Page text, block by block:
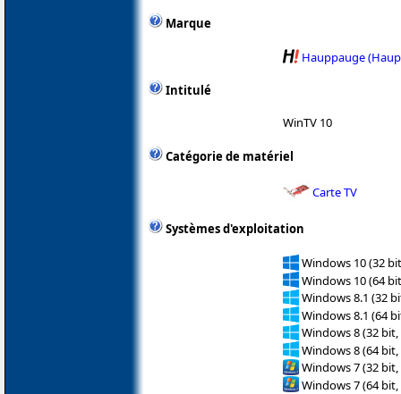
Marque
Hauppauge
Intitulé
WinTV 10
Catégorie de matériel
Carte TV
Systèmes d'exploitation
Windows 10 (32
Windows 10 (64
Windows 8.1 (32
Windows 8.1 (64
Windows 8 (32 bit,
Windows 8 (64 bit,
Windows 7 (32 bit,
Windows 7 (64 bit,